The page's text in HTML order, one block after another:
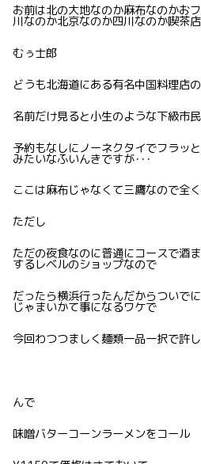
お前は北の大地なのか麻布なのかお
川なのか北京なのか四川なのか喫茶
むぅ士郎
どうも北海道にある有名中国料理店
名前だけ見ると小生のような下級市
予約もなしにノーネクタイでフラッ
みたいなふいんきですが･･･
ここは麻布じゃなくて三鷹なので全
ただし
ただの夜食なのに普通にコースで酒
するレベルのショップなので
だったら横浜行ったんだからついで
じゃまいかて事になるワケで
今回わつつましく麺類一品一択で許
んで
味噌バターコーンラーメンをコール